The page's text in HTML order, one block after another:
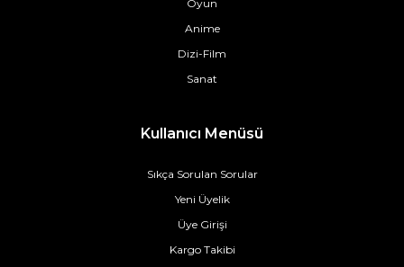
Oyun
Anime
Dizi-Film
Sanat
Kullanıcı Menüsü
Sıkça Sorulan Sorular
Yeni Üyelik
Üye Girişi
Kargo Takibi